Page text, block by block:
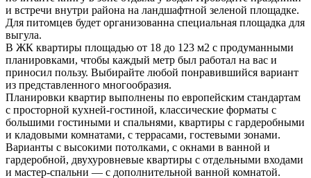
и встречи внутри района на ландшафтной зеленой площадке.
Для питомцев будет организованна специальная площадка для
выгула.
В ЖК квартиры площадью от 18 до 123 м2 с продуманными
планировками, чтобы каждый метр был работал на вас и
приносил пользу. Выбирайте любой понравившийся вариант
из представленного многообразия.
Планировки квартир выполнены по европейским стандартам
с просторной кухней-гостиной, классические форматы с
большими гостиными и спальнями, квартиры с гардеробными
и кладовыми комнатами, с террасами, гостевыми зонами.
Варианты с высокими потолками, с окнами в ванной и
гардеробной, двухуровневые квартиры с отдельными входами
и мастер-спальни — с дополнительной ванной комнатой.